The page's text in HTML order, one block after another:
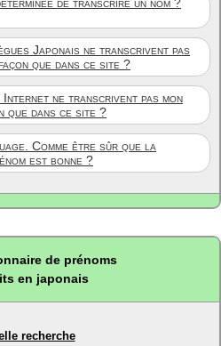
Japonais ne transcrivent pas
que dans ce site ?
ne transcrivent pas mon
que dans ce site ?
Comme être sûr que la
est bonne ?
de prénoms
en japonais
recherche